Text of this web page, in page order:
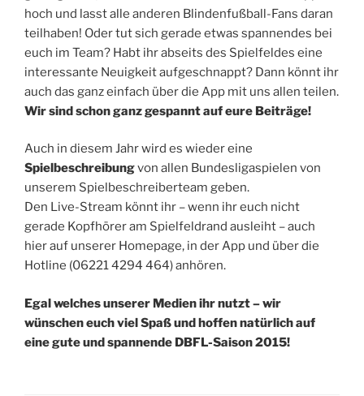
hoch und lasst alle anderen Blindenfußball-Fans daran
teilhaben! Oder tut sich gerade etwas spannendes bei
euch im Team? Habt ihr abseits des Spielfeldes eine
interessante Neuigkeit aufgeschnappt? Dann könnt ihr
auch das ganz einfach über die App mit uns allen teilen.
Wir sind schon ganz gespannt auf eure Beiträge!
Auch in diesem Jahr wird es wieder eine
Spielbeschreibungvon allen Bundesligaspielen von
unserem Spielbeschreiberteam geben.
Den Live-Stream könnt ihr – wenn ihr euch nicht
gerade Kopfhörer am Spielfeldrand ausleiht – auch
hier auf unserer Homepage, in der App und über die
Hotline (06221 4294 464) anhören.
Egal welches unserer Medien ihr nutzt – wir
wünschen euch viel Spaß und hoffen natürlich auf
eine gute und spannende DBFL-Saison 2015!